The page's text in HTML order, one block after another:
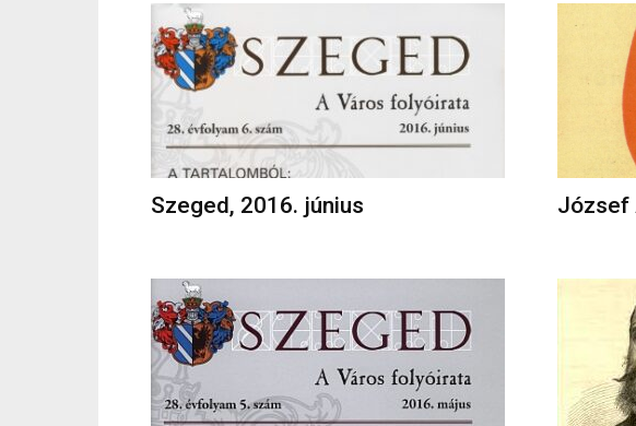
Szeged, 2016. június József